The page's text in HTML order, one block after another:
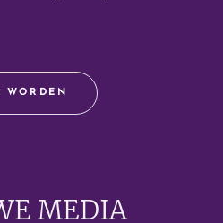
WORDEN
MEDIA🟣